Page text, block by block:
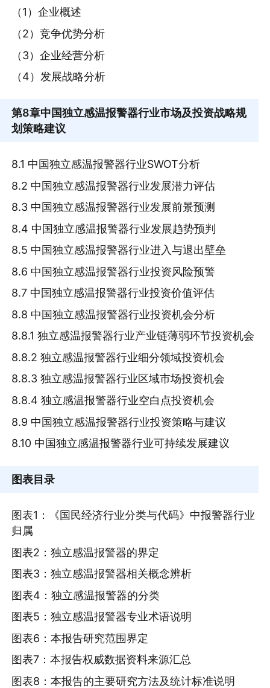
（1）企业概述
（2）竞争优势分析
（3）企业经营分析
（4）发展战略分析
第8章中国独立感温报警器行业市场及投资战略规
划策略建议
8.1 中国独立感温报警器行业SWOT分析
8.2 中国独立感温报警器行业发展潜力评估
8.3 中国独立感温报警器行业发展前景预测
8.4 中国独立感温报警器行业发展趋势预判
8.5 中国独立感温报警器行业进入与退出壁垒
8.6 中国独立感温报警器行业投资风险预警
8.7 中国独立感温报警器行业投资价值评估
8.8 中国独立感温报警器行业投资机会分析
8.8.1 独立感温报警器行业产业链薄弱环节投资机会
8.8.2 独立感温报警器行业细分领域投资机会
8.8.3 独立感温报警器行业区域市场投资机会
8.8.4 独立感温报警器行业空白点投资机会
8.9 中国独立感温报警器行业投资策略与建议
8.10 中国独立感温报警器行业可持续发展建议
图表目录
图表1：《国民经济行业分类与代码》中报警器行业
归属
图表2：独立感温报警器的界定
图表3：独立感温报警器相关概念辨析
图表4：独立感温报警器的分类
图表5：独立感温报警器专业术语说明
图表6：本报告研究范围界定
图表7：本报告权威数据资料来源汇总
图表8：本报告的主要研究方法及统计标准说明